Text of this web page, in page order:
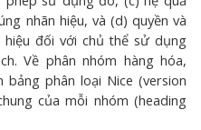
nhãn hiệu, và (d) quyền và
hiệu đối với chủ thể sử dụng
Về phân nhóm hàng hóa,
bảng phân loại Nice (version
của mỗi nhóm (heading